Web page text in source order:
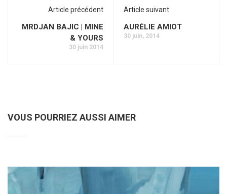
Article précédent
MRDJAN BAJIC | MINE
& YOURS
30 juin 2014
Article suivant
AURÉLIE AMIOT
30 juin, 2014
VOUS POURRIEZ AUSSI AIMER